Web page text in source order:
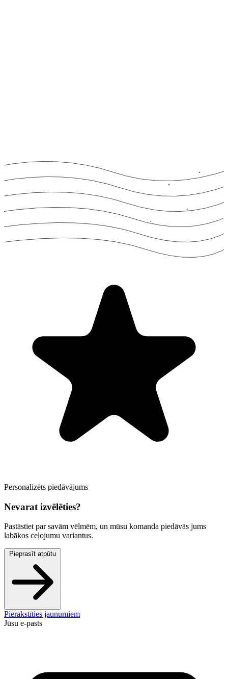
Personalizēts piedāvājums
Nevarat izvēlēties?
Pastāstiet par savām vēlmēm, un mūsu komanda piedāvās jums
labākos ceļojumu variantus.
Pieprasīt atpūtu
Pierakstīties jaunumiem
Jūsu e-pasts